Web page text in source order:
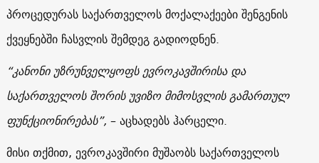
პროცედურას საქართველოს მოქალაქეები შენგენის
ქვეყნებში ჩასვლის შემდეგ გადიოდნენ.
“კანონი უზრუნველყოფს ევროკავშირისა და
საქართველოს შორის უვიზო მიმოსვლის გამართულ
ფუნქციონირებას”, – აცხადებს ჰარცელი.
მისი თქმით, ევროკავშირი მუშაობს საქართველოს